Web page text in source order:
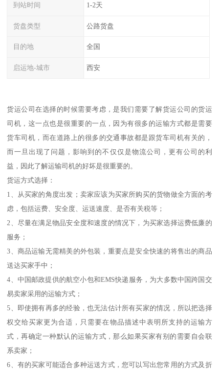
到站时间 1-2天
货盘类型 公路货盘
目的地 全国
启运地-城市 西安
货运公司在选择的时候需要考虑，是我们需要了解货运公司的货运
司机，这一点也是很重要的一点，因为有很多的运输方式都是需要
货车司机，而在道路上的很多的交通事故都是跟货车司机有关的，
而一旦出现了问题，影响到的不仅仅是物流公司，更有公司的利
益，因此了解运输司机的好坏是很重要的。
货运方式选择：
1、从买家的角度出发；卖家应该为买家所购买的货物做全方面的考
虑，包括运费、安全度、运送速度、是否有关税等；
2、尽量在满足物品安全度和速度的情况下，为买家选择运费低廉的
服务；
3、商品运输无需精美的外包装，重要点是安全快速的将售出的商品
送达买家手中；
4、中国邮政提供的航空小包和EMS快递服务，为大多数中国跨国交
易卖家采用的运输方式；
5、即使拥有再多的经验，也无法估计所有买家的情况，所以把选择
权交给买家更为合适，只需要在物品描述中表明所支持的运输方
式，再确定一种默认的运输方式，那么如果买家有别的需要自会联
系卖家；
6、有的买家可能适合多种运送方式，您可以写出您常用的方式及折